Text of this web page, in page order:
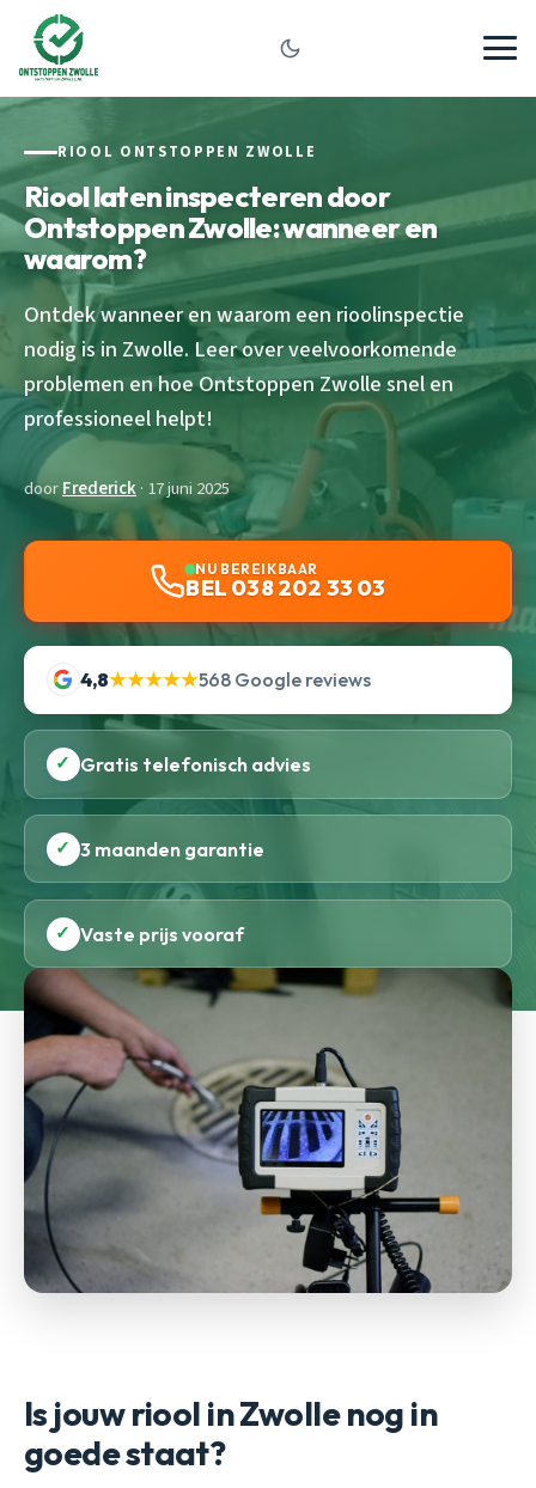
RIOOL ONTSTOPPEN ZWOLLE
Riool laten inspecteren door
Ontstoppen Zwolle: wanneer en
waarom?
Ontdek wanneer en waarom een rioolinspectie
nodig is in Zwolle. Leer over veelvoorkomende
problemen en hoe Ontstoppen Zwolle snel en
professioneel helpt!
doorFrederick· 17 juni 2025
NU BEREIKBAAR
BEL 038 202 33 03
4,8★★★★★568 Google reviews
✓ Gratis telefonisch advies
✓ 3 maanden garantie
✓ Vaste prijs vooraf
Is jouw riool in Zwolle nog in
goede staat?